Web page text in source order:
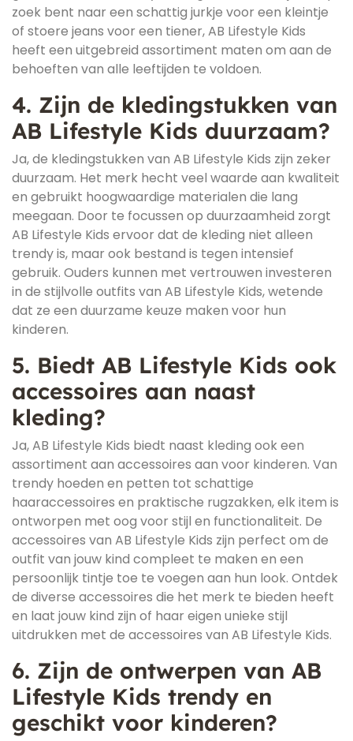
zoek bent naar een schattig jurkje voor een kleintje
of stoere jeans voor een tiener, AB Lifestyle Kids
heeft een uitgebreid assortiment maten om aan de
behoeften van alle leeftijden te voldoen.
4. Zijn de kledingstukken van
AB Lifestyle Kids duurzaam?
Ja, de kledingstukken van AB Lifestyle Kids zijn zeker
duurzaam. Het merk hecht veel waarde aan kwaliteit
en gebruikt hoogwaardige materialen die lang
meegaan. Door te focussen op duurzaamheid zorgt
AB Lifestyle Kids ervoor dat de kleding niet alleen
trendy is, maar ook bestand is tegen intensief
gebruik. Ouders kunnen met vertrouwen investeren
in de stijlvolle outfits van AB Lifestyle Kids, wetende
dat ze een duurzame keuze maken voor hun
kinderen.
5. Biedt AB Lifestyle Kids ook
accessoires aan naast
kleding?
Ja, AB Lifestyle Kids biedt naast kleding ook een
assortiment aan accessoires aan voor kinderen. Van
trendy hoeden en petten tot schattige
haaraccessoires en praktische rugzakken, elk item is
ontworpen met oog voor stijl en functionaliteit. De
accessoires van AB Lifestyle Kids zijn perfect om de
outfit van jouw kind compleet te maken en een
persoonlijk tintje toe te voegen aan hun look. Ontdek
de diverse accessoires die het merk te bieden heeft
en laat jouw kind zijn of haar eigen unieke stijl
uitdrukken met de accessoires van AB Lifestyle Kids.
6. Zijn de ontwerpen van AB
Lifestyle Kids trendy en
geschikt voor kinderen?